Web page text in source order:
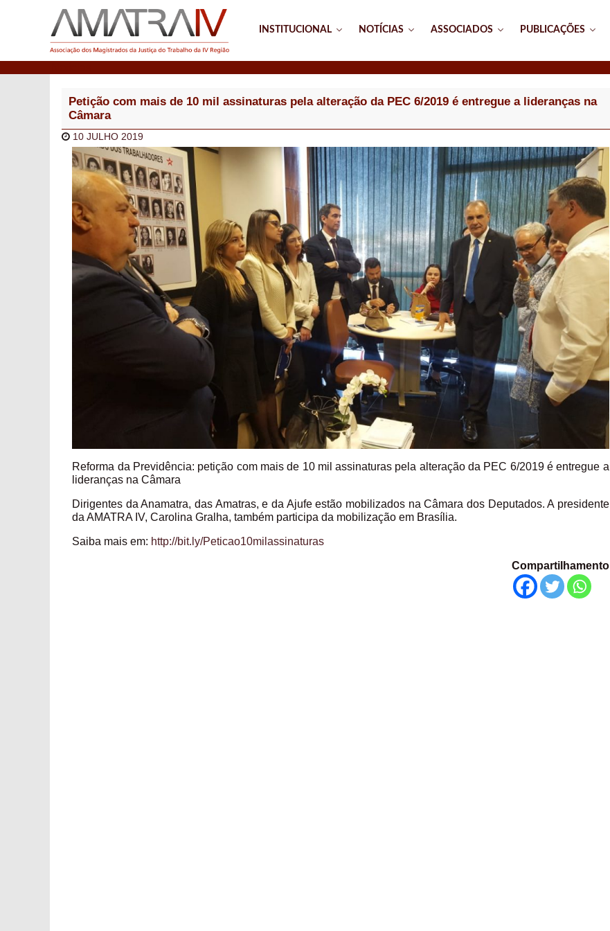
INSTITUCIONAL NOTÍCIAS ASSOCIADOS PUBLICAÇÕES
Petição com mais de 10 mil assinaturas pela alteração da PEC 6/2019 é entregue a lideranças na
Câmara
10 JULHO 2019
Reforma da Previdência: petição com mais de 10 mil assinaturas pela alteração da PEC 6/2019 é entregue a
lideranças na Câmara
Dirigentes da Anamatra, das Amatras, e da Ajufe estão mobilizados na Câmara dos Deputados. A presidente
da AMATRA IV, Carolina Gralha, também participa da mobilização em Brasília.
Saiba mais em: http://bit.ly/Peticao10milassinaturas
Compartilhamento